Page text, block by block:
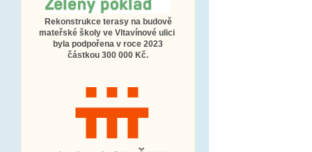
Rekonstrukce terasy na budově
mateřské školy ve Vltavínové ulici
byla podpořena v roce 2023
částkou 300 000 Kč.